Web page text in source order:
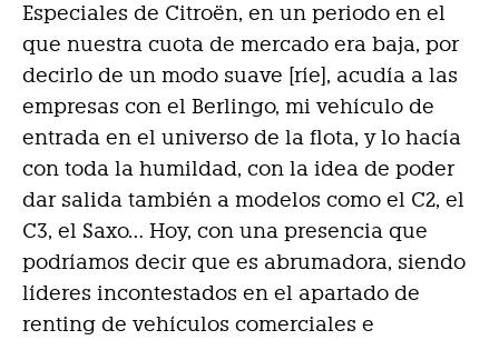
Especiales de Citroën, en un periodo en el
que nuestra cuota de mercado era baja, por
decirlo de un modo suave [ríe], acudía a las
empresas con el Berlingo, mi vehículo de
entrada en el universo de la flota, y lo hacía
con toda la humildad, con la idea de poder
dar salida también a modelos como el C2, el
C3, el Saxo… Hoy, con una presencia que
podríamos decir que es abrumadora, siendo
líderes incontestados en el apartado de
renting de vehículos comerciales e